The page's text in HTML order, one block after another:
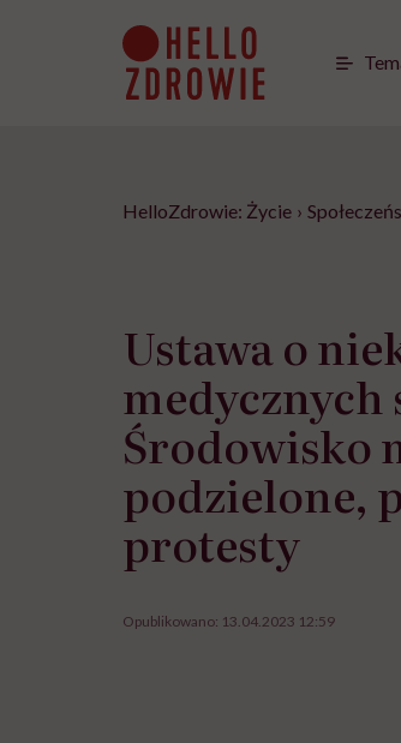
HelloZdrowie: Życie ›
Ustawa o
Środowisko
podzielone,
protesty
Opublikowano: 13.04.2023 12:59